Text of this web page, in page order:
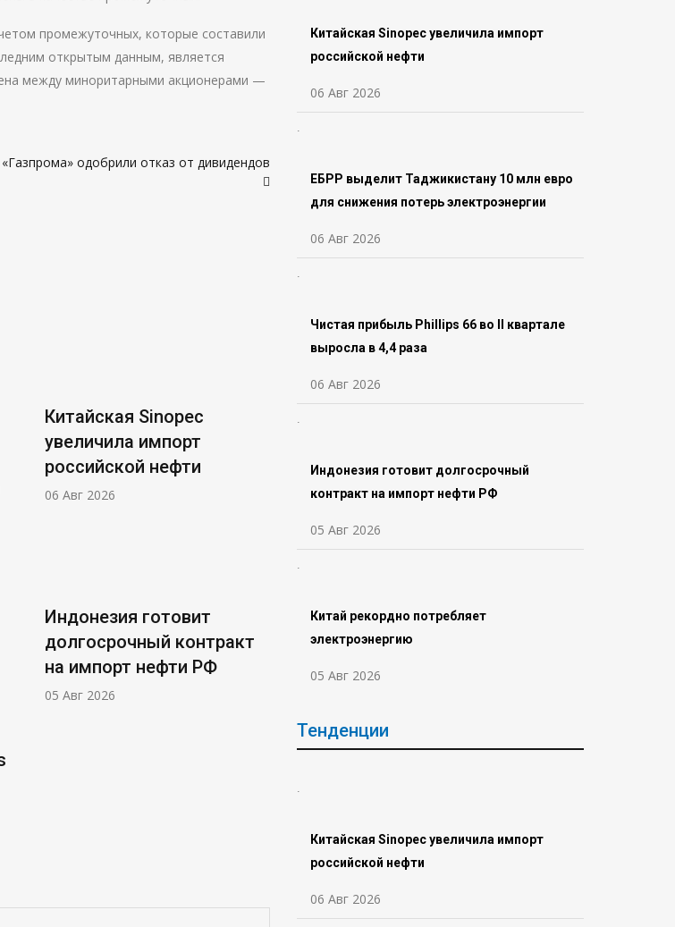
промежуточных, которые составили
открытым данным, является
между миноритарными акционерами —
одобрили отказ от дивидендов
Китайская Sinopec
увеличила импорт
российской нефти
06 Авг 2026
Индонезия готовит
долгосрочный контракт
на импорт нефти РФ
05 Авг 2026
Китайская Sinopec увеличила импорт
российской нефти
06 Авг 2026
ЕБРР выделит Таджикистану 10 млн евро
для снижения потерь электроэнергии
06 Авг 2026
Чистая прибыль Phillips 66 во ll квартале
выросла в 4,4 раза
06 Авг 2026
Индонезия готовит долгосрочный
контракт на импорт нефти РФ
05 Авг 2026
Китай рекордно потребляет
электроэнергию
05 Авг 2026
Тенденции
Китайская Sinopec увеличила импорт
российской нефти
06 Авг 2026